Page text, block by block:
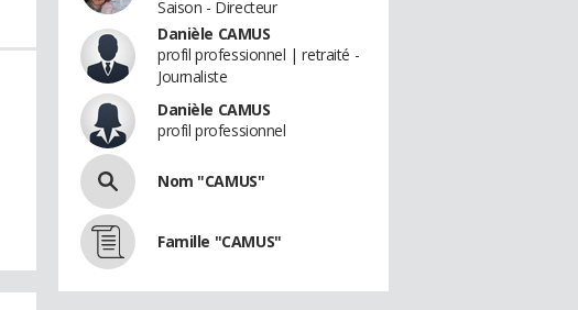
Saison - Directeur
Danièle CAMUS
profil professionnel | retraité -
Journaliste
Danièle CAMUS
profil professionnel
Nom "CAMUS"
Famille "CAMUS"